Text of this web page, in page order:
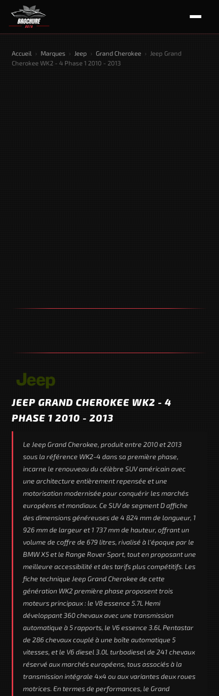
Accueil › Marques › Jeep › Grand Cherokee ›
Jeep Grand
Cherokee WK2 - 4 Phase 1 2010 - 2013
JEEP GRAND CHEROKEE WK2 - 4
PHASE 1 2010 - 2013
Le Jeep Grand Cherokee, produit entre 2010 et 2013
sous la référence WK2-4 dans sa première phase,
incarne le renouveau du célèbre SUV américain avec
une architecture entièrement repensée et une
motorisation modernisée pour conquérir les marchés
européens et mondiaux. Ce SUV de segment D affiche
des dimensions généreuses de 4 824 mm de longueur, 1
926 mm de largeur et 1 737 mm de hauteur, offrant un
volume de coffre de 679 litres, rivalisé à l'époque par le
BMW X5 et le Range Rover Sport, tout en proposant une
meilleure accessibilité et des tarifs plus compétitifs. Les
fiche technique Jeep Grand Cherokee de cette
génération WK2 première phase proposent trois
moteurs principaux : le V8 essence 5.7L Hemi
développant 360 chevaux avec une transmission
automatique à 5 rapports, le V6 essence 3.6L Pentastar
de 286 chevaux couplé à une boîte automatique 5
vitesses, et le V6 diesel 3.0L turbodiesel de 241 chevaux
réservé aux marchés européens, tous associés à la
transmission intégrale 4x4 ou aux variantes deux roues
motrices. En termes de performances, le Grand